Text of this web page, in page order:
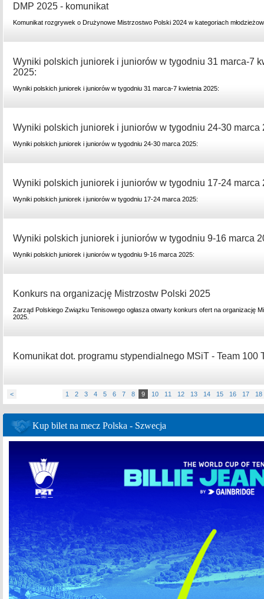
DMP 2025 - komunikat
Komunikat rozgrywek o Drużynowe Mistrzostwo Polski 2024 w kategoriach
Wyniki polskich juniorek i juniorów w tygodniu 31 marca-7
2025:
Wyniki polskich juniorek i juniorów w tygodniu 31 marca-7 kwietnia 2025:
Wyniki polskich juniorek i juniorów w tygodniu 24-30 marca
Wyniki polskich juniorek i juniorów w tygodniu 24-30 marca 2025:
Wyniki polskich juniorek i juniorów w tygodniu 17-24 marca
Wyniki polskich juniorek i juniorów w tygodniu 17-24 marca 2025:
Wyniki polskich juniorek i juniorów w tygodniu 9-16 marca
Wyniki polskich juniorek i juniorów w tygodniu 9-16 marca 2025:
Konkurs na organizację Mistrzostw Polski 2025
Zarząd Polskiego Związku Tenisowego ogłasza otwarty konkurs ofert na organizację
2025.
Komunikat dot. programu stypendialnego MSiT - Team 100
< 1 2 3 4 5 6 7 8 9 10 11 12 13 14 15 16 17 18
Kup bilet na mecz Polska - Szwecja